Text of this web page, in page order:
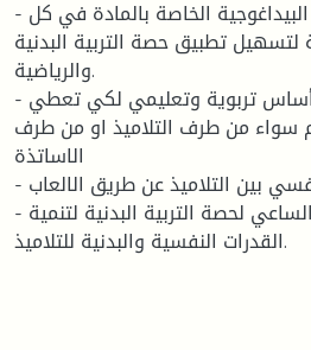
- توفير الوسائل البيداغوجية الخاصة بالمادة في كل
لتسهيل تطبيق حصة التربية البدنية
والرياضية.
- اعتبارا للعب في الحصة كأساس تربوية وتعليمي لكي تعطي
سواء من طرف التلاميذ او من طرف
الاساتذة
- العمل على خلق جو تنافسي بين التلاميذ عن طريق الالعاب.
- الزيادة في الحجم الساعي لحصة التربية البدنية لتنمية
القدرات النفسية والبدنية للتلاميذ.